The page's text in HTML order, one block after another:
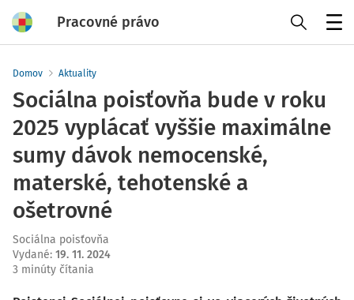
Pracovné právo
Domov Aktuality
Sociálna poisťovňa bude v roku
2025 vyplácať vyššie maximálne
sumy dávok nemocenské,
materské, tehotenské a
ošetrovné
Sociálna poisťovňa
Vydané: 19. 11. 2024
3 minúty čítania